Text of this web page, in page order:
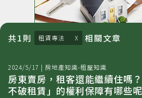
共1則 租賃專法 相關文章
2024/5/17 | 房地產知識-租屋知識
房東賣房，租客還能繼續住嗎
不破租賃」的權利保障有哪些